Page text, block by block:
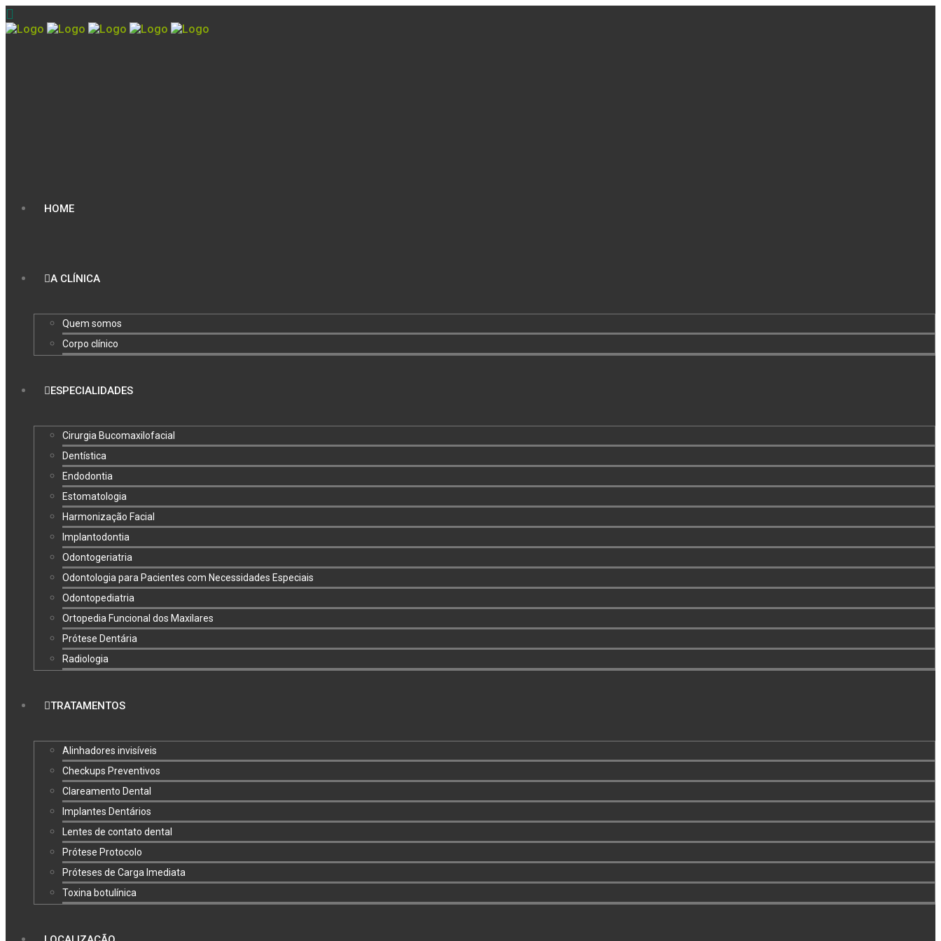
HOME
A CLÍNICA
Quem somos
Corpo clínico
ESPECIALIDADES
Cirurgia Bucomaxilofacial
Dentística
Endodontia
Estomatologia
Harmonização Facial
Implantodontia
Odontogeriatria
Odontologia para Pacientes com Necessidades Especiais
Odontopediatria
Ortopedia Funcional dos Maxilares
Prótese Dentária
Radiologia
TRATAMENTOS
Alinhadores invisíveis
Checkups Preventivos
Clareamento Dental
Implantes Dentários
Lentes de contato dental
Prótese Protocolo
Próteses de Carga Imediata
Toxina botulínica